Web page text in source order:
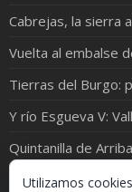
Cabrejas, la sierra
Vuelta al embalse
Tierras del Burgo:
Y río Esgueva V:
Quintanilla de
Riberas de
Utilizamos